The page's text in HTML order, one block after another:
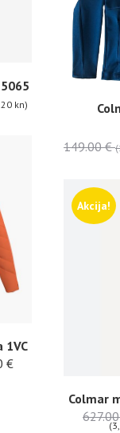
149.00€
kn)
1VC
€
Akcija!
Colmar